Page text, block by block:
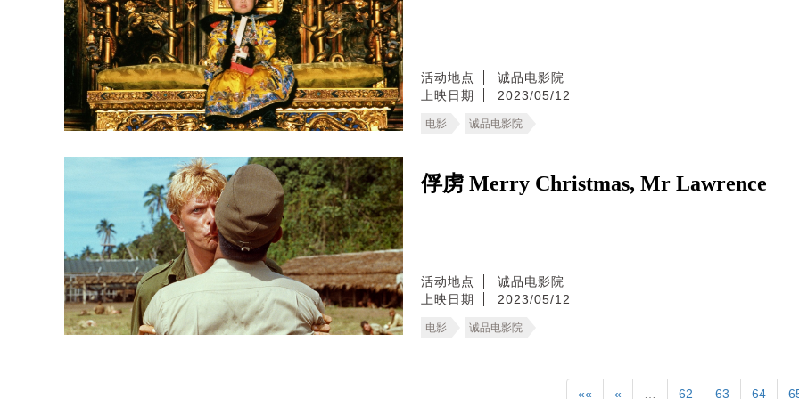
活动地点
诚品电影院
上映日期
2023/05/12
电影 诚品电影院
俘虏 Merry Christmas, Mr Lawrence
活动地点
诚品电影院
上映日期
2023/05/12
电影 诚品电影院
«« « 62 63 64